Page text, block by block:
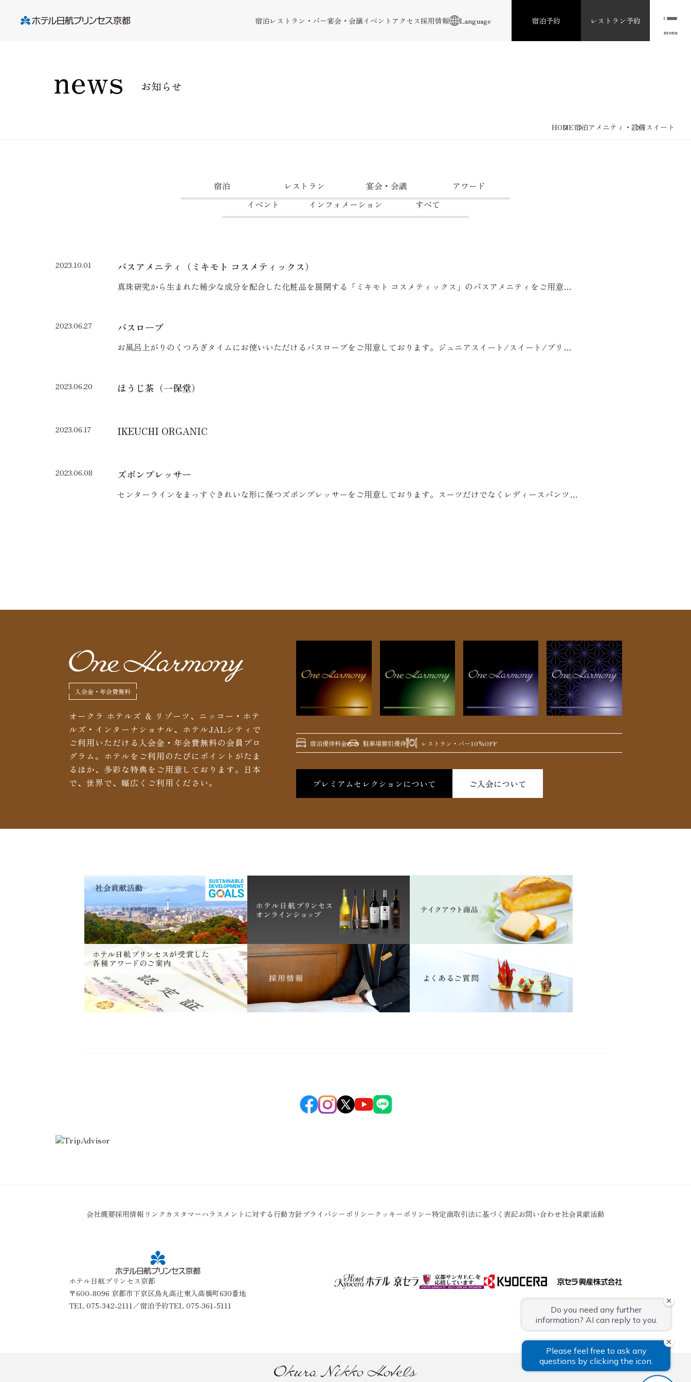
宿泊レストラン・バー宴会・会議イベント アクセス採用情報 Language 宿泊予約 レストラン予約
menu
news お知らせ
HOME宿泊アメニティ・設備スイート
宿泊 レストラン 宴会・会議
アワード
イベント
インフォメーション すべて
2023.10.01 バスアメニティ（ミキモト コスメティックス）
真珠研究から生まれた稀少な成分を配合した化粧品を展開する「ミキモト コスメティックス」のバスアメニティをご用意…
2023.06.27 バスローブ
お風呂上がりのくつろぎタイムにお使いいただけるバスローブをご用意しております。ジュニアスイート/スイート/プリ…
2023.06.20 ほうじ茶（一保堂）
2023.06.17 IKEUCHI ORGANIC
2023.06.08 ズボンプレッサー
センターラインをまっすぐきれいな形に保つズボンプレッサーをご用意しております。スーツだけでなくレディースパンツ…
入会金・年会費無料
オークラ ホテルズ ＆ リゾーツ、ニッコー・ホテ
ルズ・インターナショナル、ホテルJALシティで
ご利用いただける入会金・年会費無料の会員プロ
グラム。ホテルをご利用のたびにポイントがたま
るほか、多彩な特典をご用意しております。日本
で、世界で、幅広くご利用ください。
宿泊優待料金 駐車場割引優待 レストラン・バー10％OFF
プレミアムセレクションについて ご入会について
会社概要採用情報 リンク カスタマーハラスメントに対する行動方針プライバシーポリシー クッキーポリシー特定商取引法に基づく表記お問い合わせ社会貢献活動
ホテル日航プリンセス京都
〒600-8096 京都市下京区烏丸高辻東入高橋町630番地
TEL075-342-2111／宿泊予約TEL 075-361-5111